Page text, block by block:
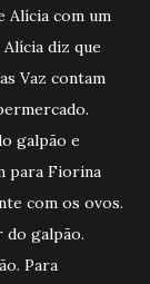
Alícia com um
diz que
Vaz contam
galpão e
para Fiorina
com os ovos.
do galpão.
Para